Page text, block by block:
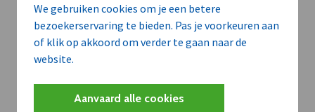
We gebruiken cookies om je een betere
bezoekerservaring te bieden. Pas je voorkeuren aan
of klik op akkoord om verder te gaan naar de
website.
Aanvaard alle cookies
Kort de voordelen
van een